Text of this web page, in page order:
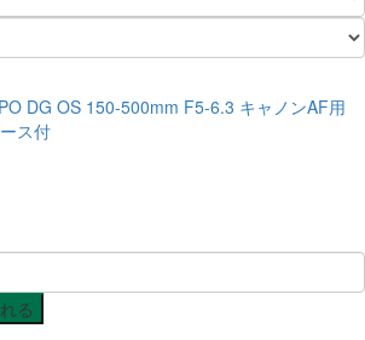
DG OS 150-500mm F5-6.3 キャノンAF用
ス付
る